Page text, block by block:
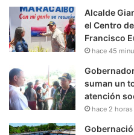
Alcalde
el Centro
Francisco
hace 45
suman un
atención
hace 2 horas